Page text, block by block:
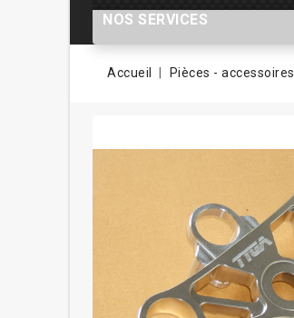
NOS SERVICES
Accueil Pièces - accessoires